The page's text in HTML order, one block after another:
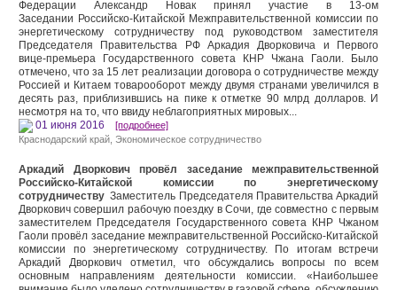
Федерации Александр Новак принял участие в 13-ом
Заседании Российско-Китайской Межправительственной комиссии по
энергетическому сотрудничеству под руководством заместителя
Председателя Правительства РФ Аркадия Дворковича и Первого
вице-премьера Государственного совета КНР Чжана Гаоли. Было
отмечено, что за 15 лет реализации договора о сотрудничестве между
Россией и Китаем товарооборот между двумя странами увеличился в
десять раз, приблизившись на пике к отметке 90 млрд долларов. И
несмотря на то, что ввиду неблагоприятных мировых...
01 июня 2016 [подробнее]
Краснодарский край Экономическое сотрудничество
Аркадий Дворкович провёл заседание межправительственной
Российско-Китайской комиссии по энергетическому
сотрудничеству Заместитель Председателя Правительства Аркадий
Дворкович совершил рабочую поездку в Сочи, где совместно с первым
заместителем Председателя Государственного совета КНР Чжаном
Гаоли провёл заседание межправительственной Российско-Китайской
комиссии по энергетическому сотрудничеству. По итогам встречи
Аркадий Дворкович отметил, что обсуждались вопросы по всем
основным направлениям деятельности комиссии. «Наибольшее